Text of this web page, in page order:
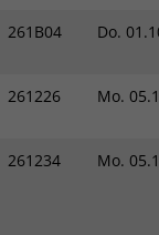
261B04 Do.
261226 Mo.
261234 Mo.